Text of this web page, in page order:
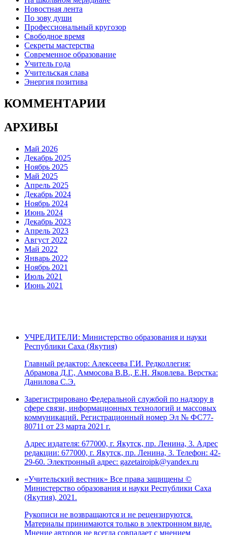
Новостная лента
По зову души
Профессиональный кругозор
Свободное время
Секреты мастерства
Современное образование
Учитель года
Учительская слава
Энергия позитива
КОММЕНТАРИИ
АРХИВЫ
Май 2026
Декабрь 2025
Ноябрь 2025
Май 2025
Апрель 2025
Декабрь 2024
Ноябрь 2024
Июнь 2024
Декабрь 2023
Апрель 2023
Август 2022
Май 2022
Январь 2022
Ноябрь 2021
Июль 2021
Июнь 2021
УЧРЕДИТЕЛИ: Министерство образования и науки
Республики Саха (Якутия)
Главный редактор: Алексеева Г.И. Редколлегия:
Абрамова Д.Г., Аммосова В.В., Е.Н. Яковлева. Верстка:
Данилова С.Э.
Зарегистрировано Федеральной службой по надзору в
сфере связи, информационных технологий и массовых
коммуникаций. Регистрационный номер Эл № ФС77-
80711 от 23 марта 2021 г.
Адрес издателя: 677000, г. Якутск, пр. Ленина, 3. Адрес
редакции: 677000, г. Якутск, пр. Ленина, 3. Телефон: 42-
29-60. Электронный адрес: gazetairoipk@yandex.ru
«Учительский вестник» Все права защищены ©
Министерство образования и науки Республики Саха
(Якутия), 2021.
Рукописи не возвращаются и не рецензируются.
Материалы принимаются только в электронном виде.
Мнение авторов не всегда совпадает с мнением